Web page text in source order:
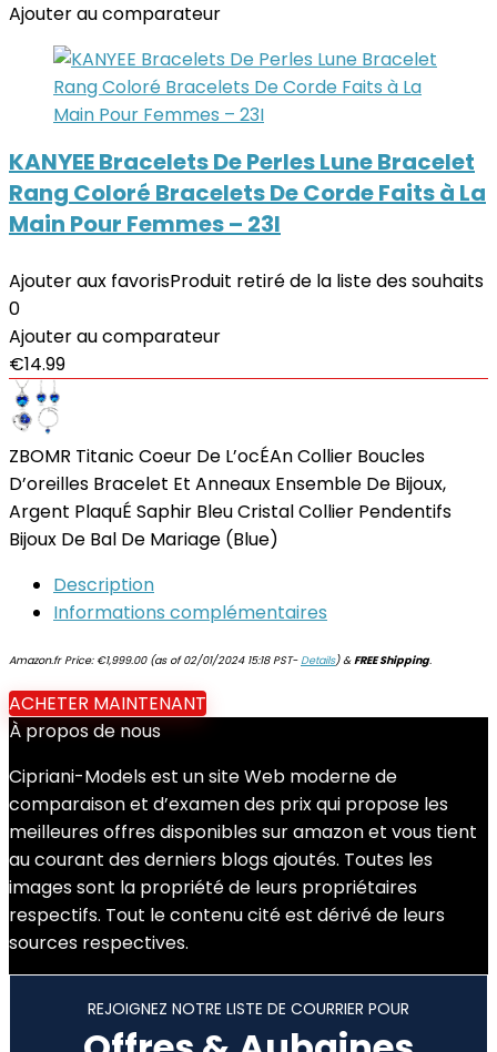
Ajouter au comparateur
KANYEE Bracelets De Perles Lune Bracelet
Rang Coloré Bracelets De Corde Faits à La
Main Pour Femmes – 23I
Ajouter aux favorisProduit retiré de la liste des souhaits
0
Ajouter au comparateur
€14.99
ZBOMR Titanic Coeur De L’ocÉAn Collier Boucles
D’oreilles Bracelet Et Anneaux Ensemble De Bijoux,
Argent PlaquÉ Saphir Bleu Cristal Collier Pendentifs
Bijoux De Bal De Mariage (Blue)
Description
Informations complémentaires
Amazon.fr Price: €1,999.00(as of 02/01/2024 15:18 PST-Details)&FREE Shipping.
ACHETER MAINTENANT
À propos de nous
Cipriani-Models est un site Web moderne de
comparaison et d’examen des prix qui propose les
meilleures offres disponibles sur amazon et vous tient
au courant des derniers blogs ajoutés. Toutes les
images sont la propriété de leurs propriétaires
respectifs. Tout le contenu cité est dérivé de leurs
sources respectives.
REJOIGNEZ NOTRE LISTE DE COURRIER POUR